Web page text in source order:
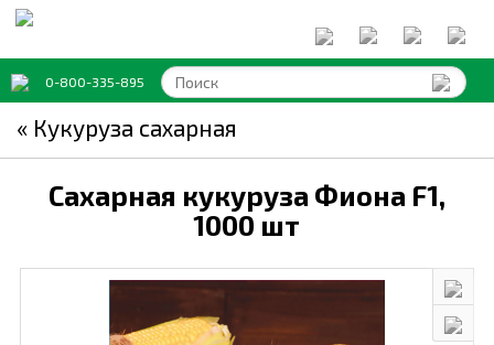
0-800-335-895
« Кукуруза сахарная
Сахарная кукуруза Фиона F1,
1000 шт